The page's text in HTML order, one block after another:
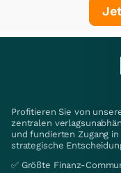
Profitieren Sie von
zentralen
und fundierten Zugang
strategische
✅ Größte Finanz-